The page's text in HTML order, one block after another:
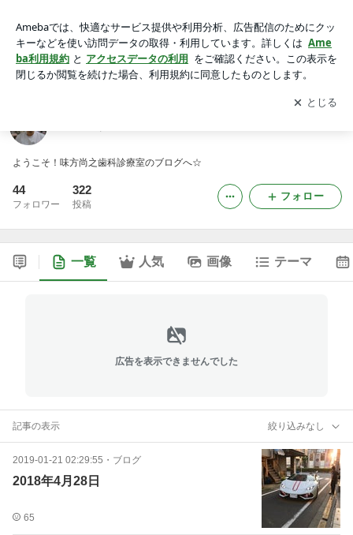
アプリをダウンロードして ブログの更新通知
を受け取りまし
ょう。
開く
ようこそ！味方尚之歯科診療室のブログへ☆
44
フォロワー
322
投稿
フォロー
一覧 人気 画像 テーマ
広告を表示できませんでした
記事の表示 絞り込みなし
2019-01-21 02:29:55 ・ ブログ
2018年4月28日
65